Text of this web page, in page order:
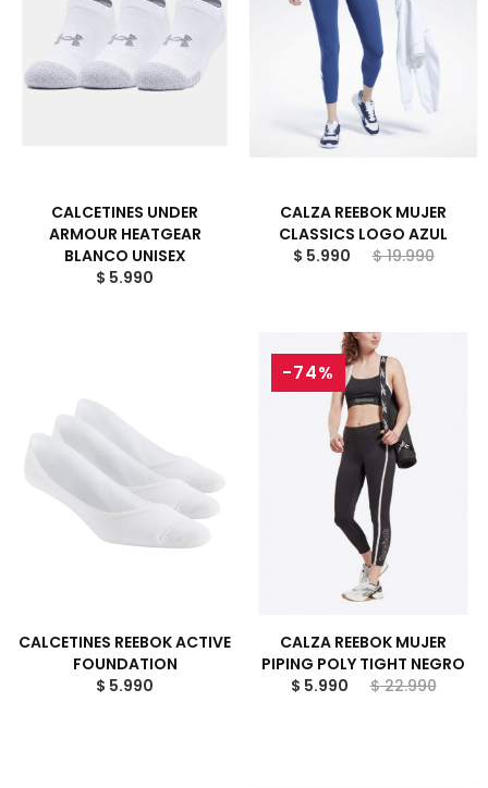
CALCETINES UNDER
ARMOUR HEATGEAR
BLANCO UNISEX
$ 5.990
CALZA REEBOK MUJER
CLASSICS LOGO AZUL
$ 5.990
$ 19.990
CALCETINES REEBOK ACTIVE
FOUNDATION
$ 5.990
-74%
CALZA REEBOK MUJER
PIPING POLY TIGHT NEGRO
$ 5.990
$ 22.990